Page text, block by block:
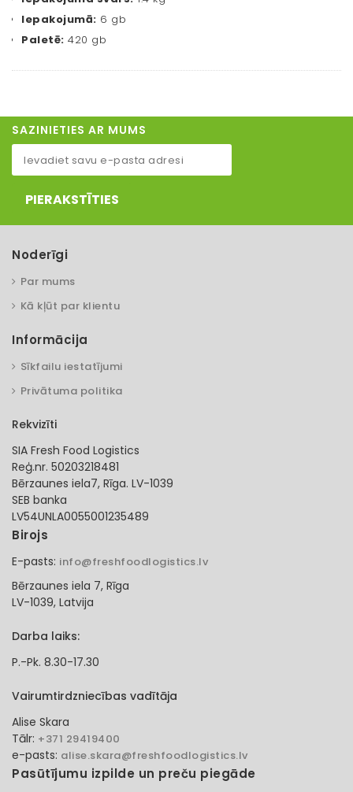
Iepakojumā: 6 gb
Paletē: 420 gb
SAZINIETIES AR MUMS
PIERAKSTĪTIES
Noderīgi
Par mums
Kā kļūt par klientu
Informācija
Sīkfailu iestatījumi
Privātuma politika
Rekvizīti
SIA Fresh Food Logistics
Reģ.nr. 50203218481
Bērzaunes iela7, Rīga. LV-1039
SEB banka
LV54UNLA0055001235489
Birojs
E-pasts: info@freshfoodlogistics.lv
Bērzaunes iela 7, Rīga
LV-1039, Latvija
Darba laiks:
P.-Pk. 8.30-17.30
Vairumtirdzniecības vadītāja
Alise Skara
Tālr: +371 29419400
e-pasts: alise.skara@freshfoodlogistics.lv
Pasūtījumu izpilde un preču piegāde